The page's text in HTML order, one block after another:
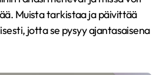
Muista tarkistaa ja päivittää
jotta se pysyy ajantasaisena